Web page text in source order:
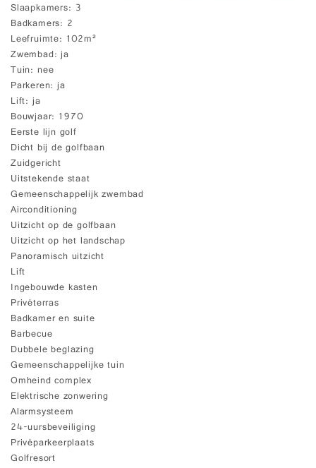
Slaapkamers 3
Badkamers 2
Leefruimte 102m²
Zwembad ja
Tuin nee
Parkeren ja
Lift ja
Bouwjaar 1970
Eerste lijn golf
Dicht bij de golfbaan
Zuidgericht
Uitstekende staat
Gemeenschappelijk zwembad
Airconditioning
Uitzicht op de golfbaan
Uitzicht op het landschap
Panoramisch uitzicht
Lift
Ingebouwde kasten
Privéterras
Badkamer en suite
Barbecue
Dubbele beglazing
Gemeenschappelijke tuin
Omheind complex
Elektrische zonwering
Alarmsysteem
24-uursbeveiliging
Privéparkeerplaats
Golfresort